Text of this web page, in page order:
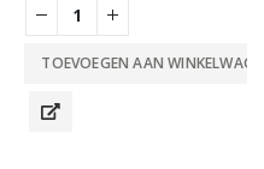
TOEVOEGEN AAN WINKELWAGEN